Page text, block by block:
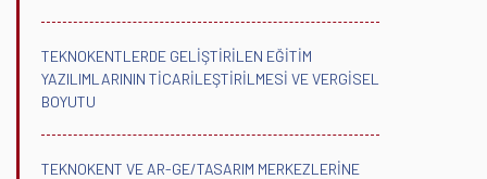
TEKNOKENTLERDE GELİŞTİRİLEN EĞİTİM
YAZILIMLARININ TİCARİLEŞTİRİLMESİ VE VERGİSEL
BOYUTU
TEKNOKENT VE AR-GE/TASARIM MERKEZLERİNE